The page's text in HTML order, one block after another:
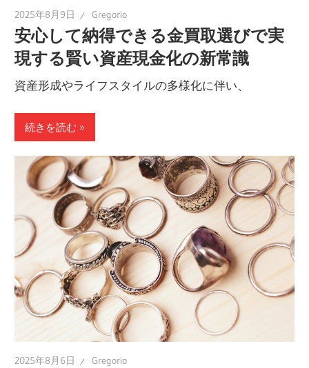
2025年8月9日 Gregorio
安心して納得できる金買取選びで実
現する賢い資産現金化の新常識
資産形成やライフスタイルの多様化に伴い、
続きを読む
2025年8月6日 Gregorio